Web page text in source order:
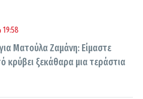
Ματούλα Ζαμάνη: Είμαστε
κρύβει ξεκάθαρα μια τεράστια